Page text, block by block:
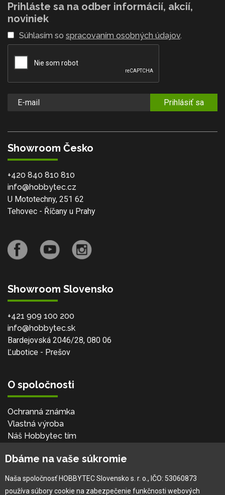
Prihláste sa na odber informácií, akcií,
noviniek
Súhlasím so spracovaním osobných údajov.
Prihlásiť sa
Showroom Česko
+420 840 810 810
info@hobbytec.cz
U Mototechny, 251 62
Tehovec - Říčany u Prahy
Showroom Slovensko
+421 909 100 200
info@hobbytec.sk
Bardejovská 2046/28, 080 06
Ľubotice - Prešov
O spoločnosti
Ochranná známka
Vlastná výroba
Náš Hobbytec tím
Naša história
Dbáme na vaše súkromie
Naša spoločnosť HOBBYTEC Slovensko s. r. o., IČO: 53060873
používa súbory cookie na zabezpečenie funkčnosti webových